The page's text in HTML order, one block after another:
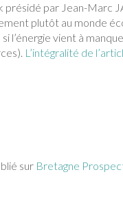
présidé par Jean-Marc
plutôt au monde
l’énergie vient à
L’intégralité de
sur Bretagne